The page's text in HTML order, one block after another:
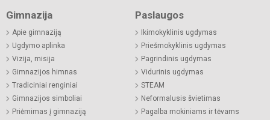
Gimnazija
Apie gimnaziją
Ugdymo aplinka
Vizija, misija
Gimnazijos himnas
Tradiciniai renginiai
Gimnazijos simboliai
Priėmimas į gimnaziją
Paslaugos
Ikimokyklinis ugdymas
Priešmokyklinis ugdymas
Pagrindinis ugdymas
Vidurinis ugdymas
STEAM
Neformalusis švietimas
Pagalba mokiniams ir tėvams